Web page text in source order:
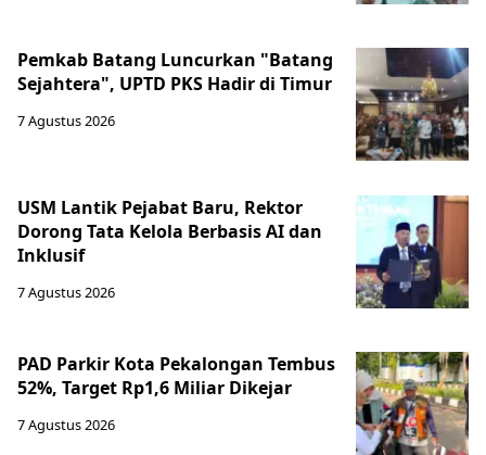
Pemkab Batang Luncurkan "Batang
Sejahtera", UPTD PKS Hadir di Timur
7 Agustus 2026
USM Lantik Pejabat Baru, Rektor
Dorong Tata Kelola Berbasis AI dan
Inklusif
7 Agustus 2026
PAD Parkir Kota Pekalongan Tembus
52%, Target Rp1,6 Miliar Dikejar
7 Agustus 2026